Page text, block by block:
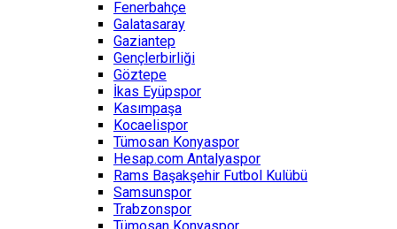
Fenerbahçe
Galatasaray
Gaziantep
Gençlerbirliği
Göztepe
İkas Eyüpspor
Kasımpaşa
Kocaelispor
Tümosan Konyaspor
Hesap.com Antalyaspor
Rams Başakşehir Futbol Kulübü
Samsunspor
Trabzonspor